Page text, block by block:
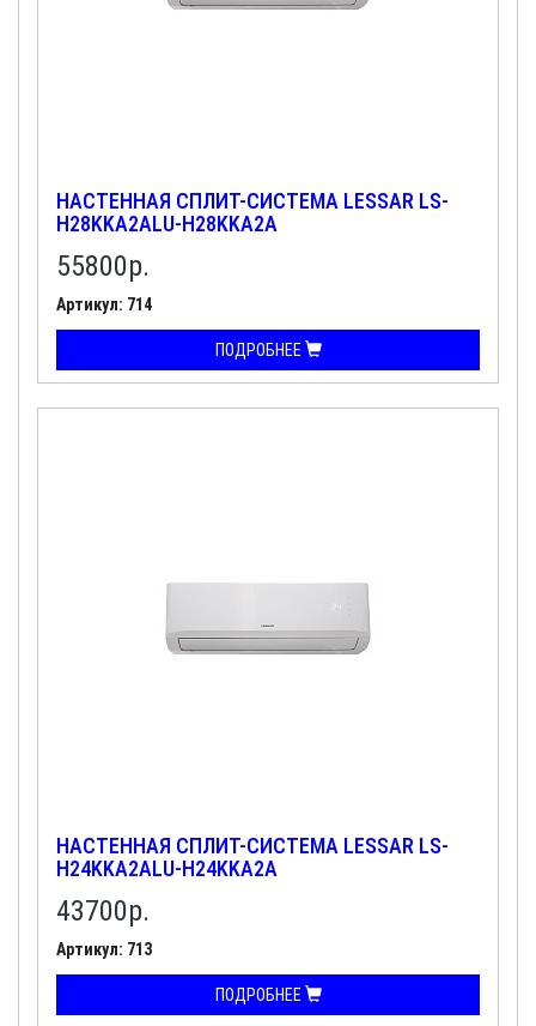
НАСТЕННАЯ СПЛИТ-СИСТЕМА LESSAR LS-
H28KKA2ALU-H28KKA2A
55800р.
Артикул: 714
ПОДРОБНЕЕ
НАСТЕННАЯ СПЛИТ-СИСТЕМА LESSAR LS-
H24KKA2ALU-H24KKA2A
43700р.
Артикул: 713
ПОДРОБНЕЕ